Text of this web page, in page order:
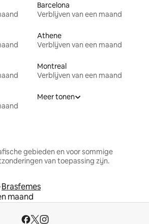
Barcelona
Verblijven van een maand
Athene
Verblijven van een maand
Montreal
Verblijven van een maand
Meer tonen
gebieden en voor sommige
van toepassing zijn.
Brasfemes
maand